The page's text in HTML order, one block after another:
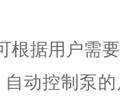
据用户需要
动控制泵